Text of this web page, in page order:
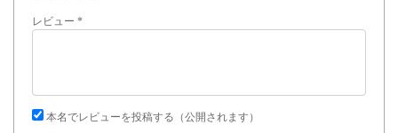
レビュー *
本名でレビューを投稿する（公開されます）